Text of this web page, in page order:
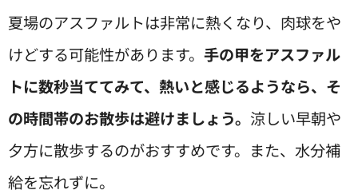
夏場のアスファルトは非常に熱くなり、肉球をや
けどする可能性があります。 手の甲をアスファル
トに数秒当ててみて、熱いと感じるようなら、そ
の時間帯のお散歩は避けましょう。 涼しい早朝や
夕方に散歩するのがおすすめです。また、水分補
給を忘れずに。